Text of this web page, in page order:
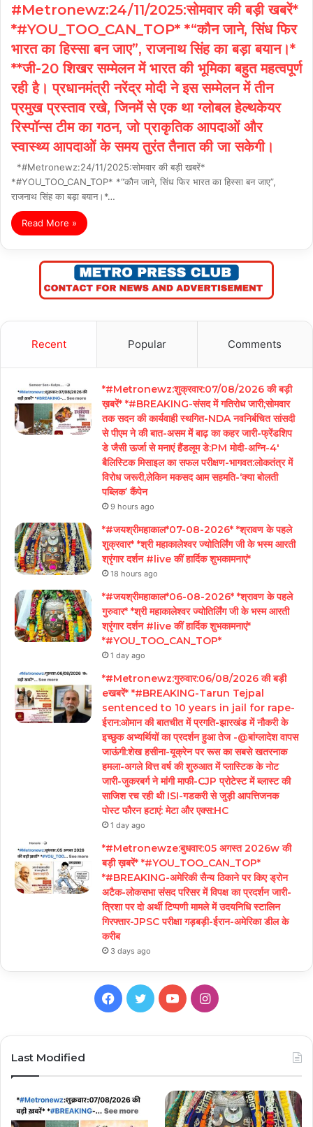
#Metronewz:24/11/2025:सोमवार की बड़ी खबरें*
*#YOU_TOO_CAN_TOP* *“कौन जाने, सिंध फिर
भारत का हिस्सा बन जाए”, राजनाथ सिंह का बड़ा बयान।*
**जी-20 शिखर सम्मेलन में भारत की भूमिका बहुत महत्वपूर्ण
रही है। प्रधानमंत्री नरेंद्र मोदी ने इस सम्मेलन में तीन
प्रमुख प्रस्ताव रखे, जिनमें से एक था ग्लोबल हेल्थकेयर
रिस्पॉन्स टीम का गठन, जो प्राकृतिक आपदाओं और
स्वास्थ्य आपदाओं के समय तुरंत तैनात की जा सकेगी।
*#Metronewz:24/11/2025:सोमवार की बड़ी खबरें*
*#YOU_TOO_CAN_TOP* *“कौन जाने, सिंध फिर भारत का हिस्सा बन जाए”,
राजनाथ सिंह का बड़ा बयान।*…
Read More »
Recent Popular Comments
*#Metronewz:शुक्रवार:07/08/2026 की बड़ी
ख़बरें* *#BREAKING-संसद में गतिरोध जारी;सोमवार
तक सदन की कार्यवाही स्थगित-NDA नवनिर्बचित सांसदी
से पीएम ने की बात-असम में बाढ़ का कहर जारी-फ्रेंडशिप
डे जैसी ऊर्जा से मनाएं हैंडलूम डे:PM मोदी-अग्नि-4′
बैलिस्टिक मिसाइल का सफल परीक्षण-भागवत:लोकतंत्र में
विरोध जरूरी,लेकिन मकसद आम सहमति-‘क्या बोलती
पब्लिक’ कैंपेन
9 hours ago
*#जयश्रीमहाकाल*07-08-2026* *श्रावण के पहले
शुक्रवार* *श्री महाकालेश्वर ज्योतिर्लिंग जी के भस्म आरती
श्रृंगार दर्शन #live कीं हार्दिक शुभकामनाएं*
18 hours ago
*#जयश्रीमहाकाल*06-08-2026* *श्रावण के पहले
गुरुवार* *श्री महाकालेश्वर ज्योतिर्लिंग जी के भस्म आरती
श्रृंगार दर्शन #live कीं हार्दिक शुभकामनाएं*
*#YOU_TOO_CAN_TOP*
1 day ago
*#Metronewz:गुरुवार:06/08/2026 की बड़ी
eखबरें* *#BREAKING-Tarun Tejpal
sentenced to 10 years in jail for rape-
ईरान:ओमान की बातचीत में प्रगति-झारखंड में नौकरी के
इच्छुक अभ्यर्थियों का प्रदर्शन हुआ तेज -@बांग्लादेश वापस
जाऊंगी:शेख हसीना-यूक्रेन पर रूस का सबसे खतरनाक
हमला-अगले वित्त वर्ष की शुरुआत में प्लास्टिक के नोट
जारी-जुकरबर्ग ने मांगी माफी-CJP प्रोटेस्ट में ब्लास्ट की
साजिश रच रही थी ISI-गडकरी से जुड़ी आपत्तिजनक
पोस्ट फौरन हटाएं: मेटा और एक्स:HC
1 day ago
*#Metronewze:बुधवार:05 अगस्त 2026w की
बड़ी ख़बरें* *#YOU_TOO_CAN_TOP*
*#BREAKING-अमेरिकी सैन्य ठिकाने पर किए ड्रोन
अटैक-लोकसभा संसद परिसर में विपक्ष का प्रदर्शन जारी-
त्रिशा पर दो अर्थी टिप्पणी मामले में उदयनिधि स्टालिन
गिरफ्तार-JPSC परीक्षा गड़बड़ी-ईरान-अमेरिका डील के
करीब
3 days ago
Facebook
TwitterYouTubeInstagram
Last Modified